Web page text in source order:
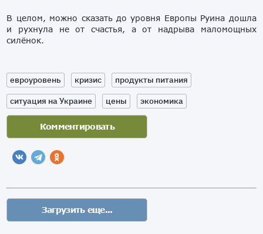
В целом, можно сказать до уровня Европы Руина дошла
и рухнула не от счастья, а от надрыва маломощных
силёнок.
евроуровень кризис
продукты питания
ситуация на Украине
цены экономика